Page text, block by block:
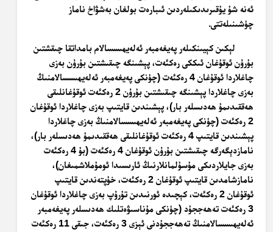
ئەنە شۇ يۇقىرىدىكىلەردىن ئىبارەت بولغان بەشۋاخ ناماز
چۈشىنىلەتتى.
لېكىن كېيىنكىلەر پەيغەمبەر ئەلەيھىسسالام بامداتقا چىقشتىن
بۇرۇن ئوقۇغان ئىككى رەكئەت، پېشىنگە چىقىشتىن بۇرۇن بەزى
چاغلاردا ئوقۇغان 4 رەكئەت (چۈنكى پەيغەمبەر ئەلەيھىسسالامنىڭ
بەزى چاغلاردا پېشىنگە چىقىشتىن بۇرۇن 2 رەكئەت ئوقۇغانلىقى
ھەققىدىمۇ ھەدىسلەر بار)، پېشىندىن قايتىپ بەزى چاغلاردا ئوقۇغان
2 رەكئەت (چۈنكى پەيغەمبەر ئەلەيھىسسالامنىڭ بەزى چاغلاردا
پېشىندىن قايتىپ 4 رەكئەت ئوقۇغانلىقى ھەققىدىمۇ ھەدىسلەر بار)،
نامازدېگەرگە چىقىشتىن بۇرۇن ئوقۇغان 4 رەكئەت (بۇ 4 رەكئەت
بەزى جايلاردىكى مۇسۇلمانلارنىڭ ئارىسىدا ئومۇملاشمىغان)،
نامازشامدىن قايتىپ ئوقۇغان 2 رەكئەت، خۇپتەندىن قايتىپ
ئوقۇغان 2 رەكئەت، كېچىدە ئورنىدىن تۇرۇپ بەزى چاغلاردا ئوقۇغان
3 رەكئەت تەھەججۇد (چۈنكى مۇناسىۋەتلىك ھەدىسلەر پەيغەمبەر
ئەلەيھىسسالامنىڭ تەھەججۇدنى ئېزى 3 رەكئەت، جىقى 11 رەكئەت